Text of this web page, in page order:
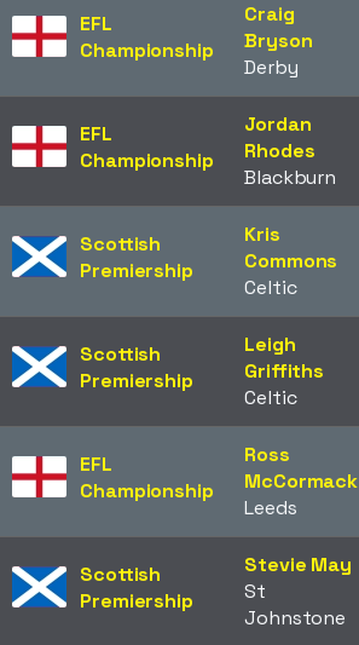
EFL
Championship
Craig
Bryson
Derby
EFL
Championship
Jordan
Rhodes
Blackburn
Scottish
Premiership
Kris
Commons
Celtic
Scottish
Premiership
Leigh
Griffiths
Celtic
EFL
Championship
Ross
McCormack
Leeds
Scottish
Premiership
Stevie May
St
Johnstone